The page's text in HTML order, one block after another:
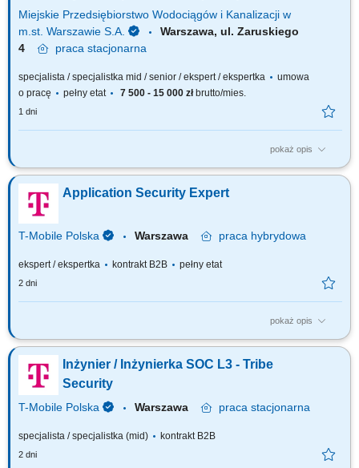
Miejskie Przedsiębiorstwo Wodociągów i Kanalizacji w
m.st. Warszawie S.A.
Warszawa, ul. Zaruskiego
4
praca stacjonarna
specjalista / specjalistka mid / senior / ekspert / ekspertka
umowa
o pracę
pełny etat 7 500 - 15 000 złbrutto/mies.
1 dni
pokaż opis
Jakie będą Twoje obowiązki? reagowanie na incydenty bezpieczeństwa
teleinformatycznego i usuwanie skutków zaistniałych zagrożeń
cybernetycznych w tym analizowanie zdarzeń i incydentów
bezpieczeństwa systemów teleinformatycznych; współpraca z
administratorami sieci / systemów...
Application Security Expert
T-Mobile Polska Warszawa praca hybrydowa
ekspert / ekspertka kontrakt B2B pełny etat
2 dni
pokaż opis
Zadania, które na Ciebie czekają: Identify opportunities to automate and
standardize application security controls and cooperate with the CICD
team; Analyze source code to mitigate identified weaknesses and
vulnerabilities; Create guidelines and application security standards;
Review and check...
Inżynier / Inżynierka SOC L3 - Tribe
Security
T-Mobile Polska Warszawa praca stacjonarna
specjalista / specjalistka (mid) kontrakt B2B
2 dni